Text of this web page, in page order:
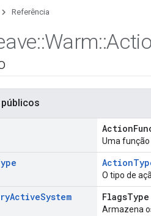
Referência
::Warm::
Uma função
O tipo de
ActiveSystem
FlagsType
Armazena